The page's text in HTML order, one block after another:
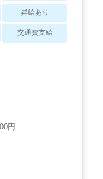
昇給あり
交通費支給
円